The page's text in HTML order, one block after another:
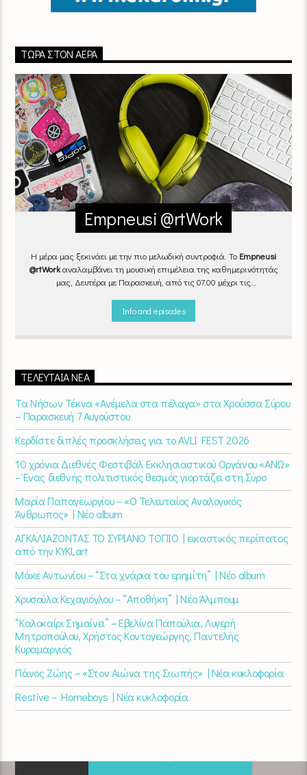
ΤΏΡΑ ΣΤΟΝ ΑΈΡΑ
Empneusi @rtWork
Η μέρα μας ξεκινάει με την πιο μελωδική συντροφιά. Το Empneusi
@rtWorkαναλαμβάνει τη μουσική επιμέλεια της καθημερινότητάς
μας, Δευτέρα με Παρασκευή, από τις 07.00 μέχρι τις
εναλλάσσονται αρμονικά, θυμίζοντάς μας πως δουλειά και
Καθημερινά(Δευτέρα-Παρασκευή)
Info and episodes
ΤΕΛΕΥΤΑΊΑ ΝΈΑ
Τα Νήσων Τέκνα «Ανέμελα στα πέλαγα» στα Χρούσσα Σύρου
– Παρασκευή 7 Αυγούστου
Κερδίστε διπλές προσκλήσεις για το AVLI FEST 2026
10 χρόνια Διεθνές Φεστιβάλ Εκκλησιαστικού Οργάνου «ΑΝΩ»
– Ένας διεθνής πολιτιστικός θεσμός γιορτάζει στη Σύρο​
Μαρία Παπαγεωργίου – «Ο Τελευταίος Αναλογικός
Άνθρωπος» | Νέο album
ΑΓΚΑΛΙΑΖΟΝΤΑΣ ΤΟ ΣΥΡΙΑΝΟ ΤΟΠΙΟ | εικαστικός περίπατος
από την KYKLart
Μάκε Αντωνίου – “Στα χνάρια του ερημίτη” | Νέο album
Χρυσούλα Κεχαγιόγλου – “Αποθήκη” | Νέο Άλμπουμ
“Καλοκαίρι Σημαίνει” – Εβελίνα Παπούλια, Λυγερή
Μητροπούλου, Χρήστος Κοντογεώργης, Παντελής
Κυραμαργιός
Πάνος Ζώης – «Στον Αιώνα της Σιωπής» | Νέα κυκλοφορία
Restive – Homeboys | Νέα κυκλοφορία